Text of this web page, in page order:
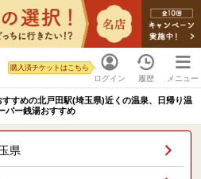
ログイン
購入済チケットはこちら
履歴 メニュー
すすめの北戸田駅(埼玉県)近くの温泉、日帰り温
パー銭湯おすすめ
県